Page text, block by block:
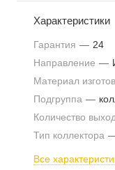
Характеристики
Гарантия — 24
Направление —
Материал
Подгруппа —
Количество
Тип коллектора
Все